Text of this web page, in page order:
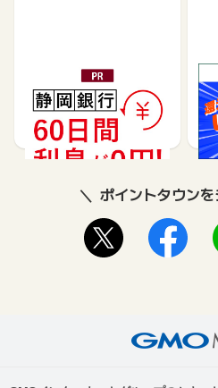
静岡銀行カードローンSE
LECA（セレカ）
26,250 35,000
※
※
シ
ポイントタウン